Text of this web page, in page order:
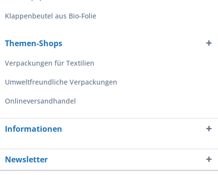
Klappenbeutel aus Bio-Folie
Themen-Shops
Verpackungen für Textilien
Umweltfreundliche Verpackungen
Onlineversandhandel
Informationen
Newsletter